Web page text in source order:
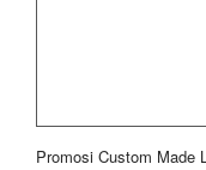
Promosi Custom Made